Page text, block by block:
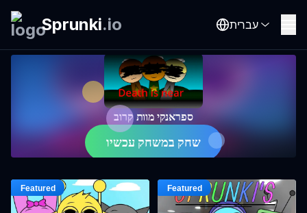
Sprunki.io עברית
ספראנקי מוות קרוב
שחק במשחק עכשיו